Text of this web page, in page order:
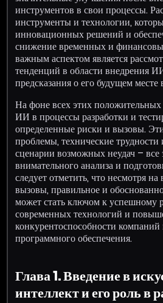
инструментов в свои процессы.
инструменты и технологии,
инновационных решений и
снижение временных и
важным аспектом является
тенденций в области внедрения
предсказания о его будущем
На фоне всех этих положительных
ИИ в процессы разработки и
определенные риски и вызовы.
проблемы, технические трудности
сценарии возможных неудач – все
внимательного анализа и
следует отметить, что несмотря
вызовы, правильное и
может стать ключом к успешному
современных технологий и
конкурентоспособности компаний
программного обеспечения.
Глава 1. Введение в
интеллект и его роль в